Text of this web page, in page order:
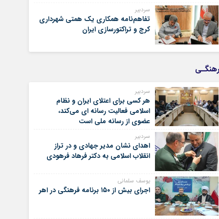
سردبیر
تفاهم‌نامه همکاری یک همتی شهرداری
کرج و تراکتورسازی ایران
سردبیر
هر کسی برای اعتلای ایران و نظام
اسلامی فعالیت رسانه ای می‌کند،
عضوی از رسانه ملی است
سردبیر
اهدای نشان مدیر جهادی و در تراز
انقلاب اسلامی به دکتر فرهاد فرهودی
یوسف سلمانی
اجرای بیش از ۱۵۰ برنامه فرهنگی در اهر